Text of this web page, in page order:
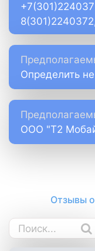
Определить
ООО "Т2
Отзывы